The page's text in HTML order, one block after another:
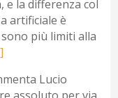
e la differenza col
artificiale è
più limiti alla
Lucio